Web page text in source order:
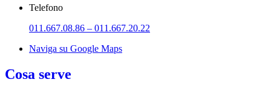
Telefono
011.667.08.86 – 011.667.20.22
Naviga su Google Maps
Cosa serve